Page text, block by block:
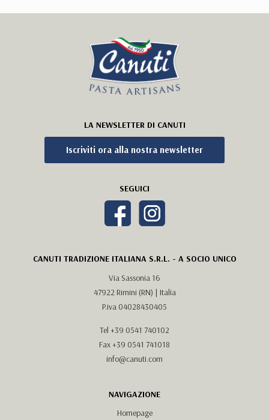
LA NEWSLETTER DI CANUTI
Iscriviti ora alla nostra newsletter
SEGUICI
CANUTI TRADIZIONE ITALIANA S.R.L. - A SOCIO UNICO
Via Sassonia 16
47922 Rimini (RN) | Italia
P.iva 04028430405
Tel +39 0541 740102
Fax +39 0541 741018
info@canuti.com
NAVIGAZIONE
Homepage